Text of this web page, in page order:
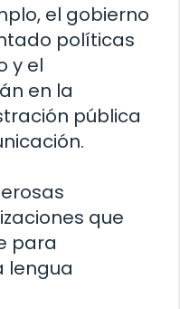
el gobierno
políticas
y el
en la
pública
que
para
lengua